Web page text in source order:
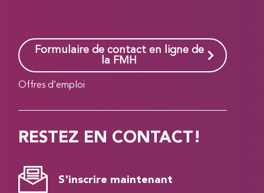
Formulaire de contact en ligne de
la FMH
Offres d’emploi
RESTEZ EN CONTACT!
S'inscrire maintenant